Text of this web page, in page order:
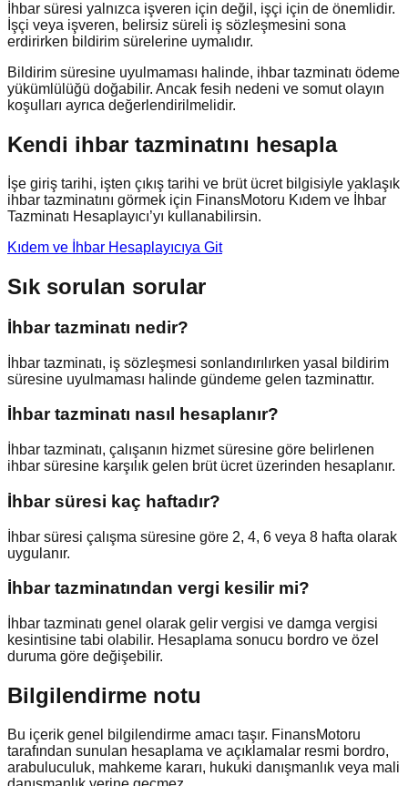
İhbar süresi yalnızca işveren için değil, işçi için de önemlidir.
İşçi veya işveren, belirsiz süreli iş sözleşmesini sona
erdirirken bildirim sürelerine uymalıdır.
Bildirim süresine uyulmaması halinde, ihbar tazminatı ödeme
yükümlülüğü doğabilir. Ancak fesih nedeni ve somut olayın
koşulları ayrıca değerlendirilmelidir.
Kendi ihbar tazminatını hesapla
İşe giriş tarihi, işten çıkış tarihi ve brüt ücret bilgisiyle yaklaşık
ihbar tazminatını görmek için FinansMotoru Kıdem ve İhbar
Tazminatı Hesaplayıcı’yı kullanabilirsin.
Kıdem ve İhbar Hesaplayıcıya Git
Sık sorulan sorular
İhbar tazminatı nedir?
İhbar tazminatı, iş sözleşmesi sonlandırılırken yasal bildirim
süresine uyulmaması halinde gündeme gelen tazminattır.
İhbar tazminatı nasıl hesaplanır?
İhbar tazminatı, çalışanın hizmet süresine göre belirlenen
ihbar süresine karşılık gelen brüt ücret üzerinden hesaplanır.
İhbar süresi kaç haftadır?
İhbar süresi çalışma süresine göre 2, 4, 6 veya 8 hafta olarak
uygulanır.
İhbar tazminatından vergi kesilir mi?
İhbar tazminatı genel olarak gelir vergisi ve damga vergisi
kesintisine tabi olabilir. Hesaplama sonucu bordro ve özel
duruma göre değişebilir.
Bilgilendirme notu
Bu içerik genel bilgilendirme amacı taşır. FinansMotoru
tarafından sunulan hesaplama ve açıklamalar resmi bordro,
arabuluculuk, mahkeme kararı, hukuki danışmanlık veya mali